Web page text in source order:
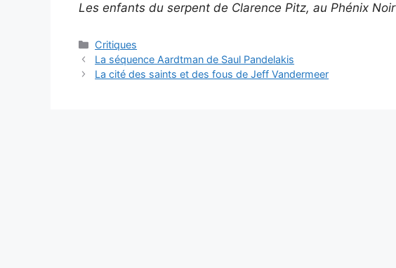
Les enfants du serpent de Clarence Pitz, au Phénix Noir
Critiques
La séquence Aardtman de Saul Pandelakis
La cité des saints et des fous de Jeff Vandermeer